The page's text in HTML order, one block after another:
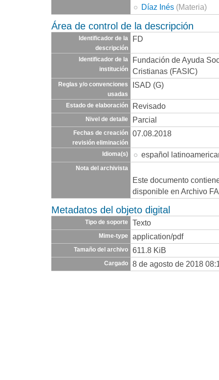
Díaz Inés (Materia)
Área de control de la descripción
Identificador de la
descripción
FD
Identificador de la
institución
Fundación de Ayuda
Cristianas (FASIC)
Reglas y/o convenciones
usadas
ISAD (G)
Estado de elaboración Revisado
Nivel de detalle Parcial
Fechas de creación
revisión eliminación
07.08.2018
Idioma(s) español
Nota del archivista
Este documento
disponible en Archivo
Metadatos del objeto digital
Tipo de soporte Texto
Mime-type application/pdf
Tamaño del archivo 611.8 KiB
Cargado 8 de agosto de 2018